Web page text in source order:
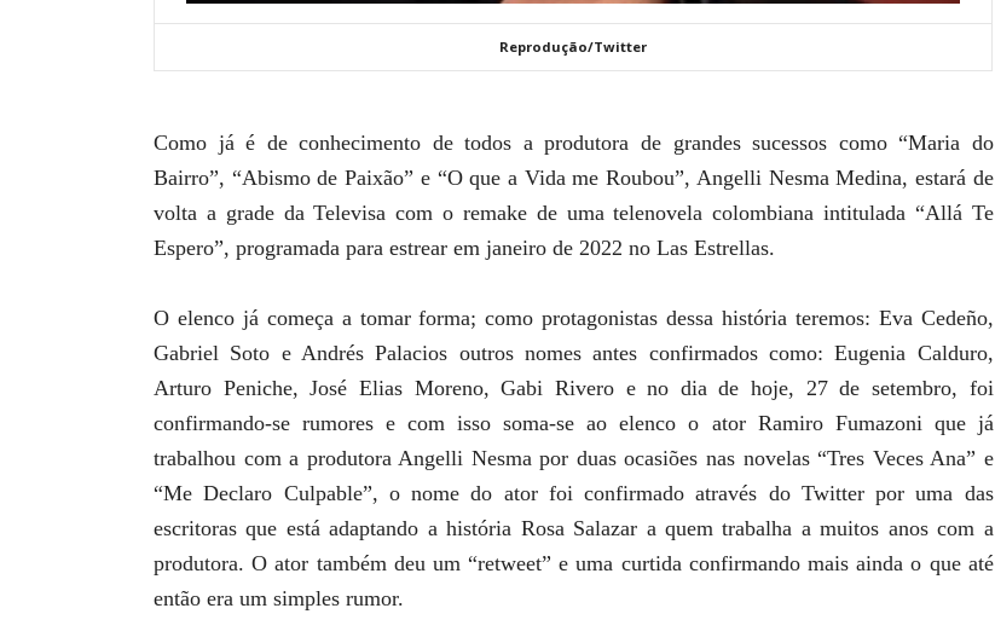
Reprodução/Twitter
Como já é de conhecimento de todos a produtora de grandes sucessos como “Maria do
Bairro”, “Abismo de Paixão” e “O que a Vida me Roubou”, Angelli Nesma Medina, estará de
volta a grade da Televisa com o remake de uma telenovela colombiana intitulada “Allá Te
Espero”, programada para estrear em janeiro de 2022 no Las Estrellas.
O elenco já começa a tomar forma; como protagonistas dessa história teremos: Eva Cedeño,
Gabriel Soto e Andrés Palacios outros nomes antes confirmados como: Eugenia Calduro,
Arturo Peniche, José Elias Moreno, Gabi Rivero e no dia de hoje, 27 de setembro, foi
confirmando-se rumores e com isso soma-se ao elenco o ator Ramiro Fumazoni que já
trabalhou com a produtora Angelli Nesma por duas ocasiões nas novelas “Tres Veces Ana” e
“Me Declaro Culpable”, o nome do ator foi confirmado através do Twitter por uma das
escritoras que está adaptando a história Rosa Salazar a quem trabalha a muitos anos com a
produtora. O ator também deu um “retweet” e uma curtida confirmando mais ainda o que até
então era um simples rumor.